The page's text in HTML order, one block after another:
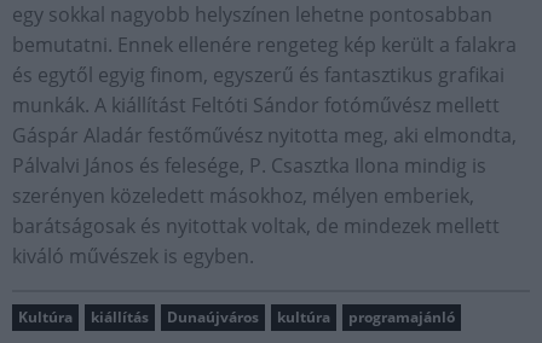
egy sokkal nagyobb helyszínen lehetne pontosabban
bemutatni. Ennek ellenére rengeteg kép került a falakra
és egytől egyig finom, egyszerű és fantasztikus grafikai
munkák. A kiállítást Feltóti Sándor fotóművész mellett
Gáspár Aladár festőművész nyitotta meg, aki elmondta,
Pálvalvi János és felesége, P. Csasztka Ilona mindig is
szerényen közeledett másokhoz, mélyen emberiek,
barátságosak és nyitottak voltak, de mindezek mellett
kiváló művészek is egyben.
Kultúra kiállítás Dunaújváros kultúra programajánló